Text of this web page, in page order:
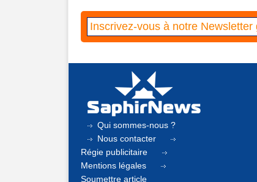
Qui sommes-nous ?
Nous contacter
Régie publicitaire
Mentions légales
Soumettre article